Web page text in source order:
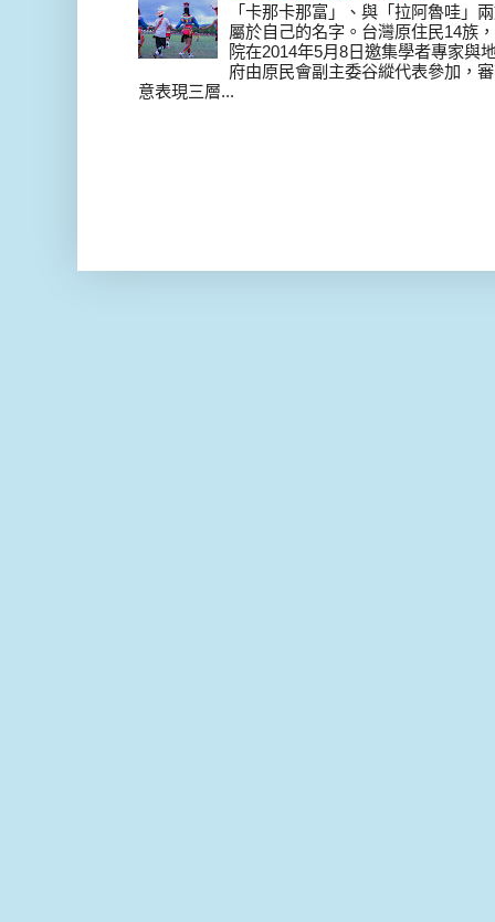
「卡那卡那富」、與「拉阿魯哇」
屬於自己的名字。台灣原住民14族
院在2014年5月8日邀集學者專家與
府由原民會副主委谷縱代表參加，
意表現三層...